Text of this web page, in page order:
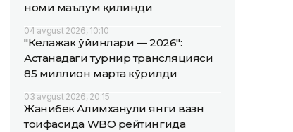
номи маълум қилинди
04 avgust 2026, 10:10
"Келажак ўйинлари — 2026":
Астанадаги турнир трансляцияси
85 миллион марта кўрилди
03 avgust 2026, 20:15
Жанибек Алимханули янги вазн
тоифасида WBO рейтингида